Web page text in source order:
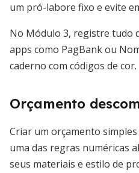
um pró-labore fixo e evite
No Módulo 3, registre tudo
apps como PagBank ou
caderno com códigos de cor.
Orçamento
Criar um orçamento
uma das regras numéricas
seus materiais e estilo de